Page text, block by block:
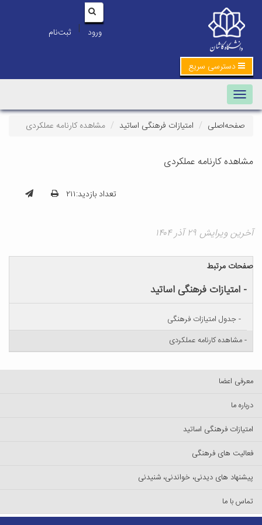
ورود | ثبت‌نام
دسترسی سریع
Toggle navigation
صفحه‌اصلی امتیازات فرهنگی اساتید مشاهده کارنامه عملکردی
مشاهده کارنامه عملکردی
تعداد بازدید:۲۱۱
آخرین ویرایش ۲۹ آذر ۱۴۰۴
صفحات مرتبط
- امتیازات فرهنگی اساتید
- جدول امتیازات فرهنگی
- مشاهده کارنامه عملکردی
معرفی اعضا
درباره ما
امتیازات فرهنگی اساتید
فعالیت های فرهنگی
پیشنهاد های دیدنی، خواندنی، شنیدنی
تماس با ما